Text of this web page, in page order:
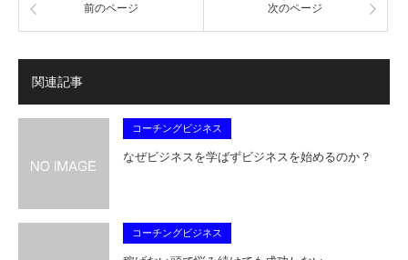
前のページ 次のページ
関連記事
コーチングビジネス
なぜビジネスを学ばずビジネスを始めるのか？
コーチングビジネス